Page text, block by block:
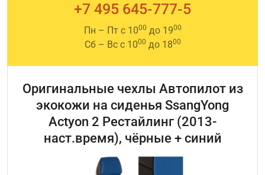
+7 495 645-777-5
Пн – Пт с 1000 до 1900
Сб – Вс с 1000 до 1800
Оригинальные чехлы Автопилот из
экокожи на сиденья SsangYong
Actyon 2 Рестайлинг (2013-
наст.время), чёрные + синий